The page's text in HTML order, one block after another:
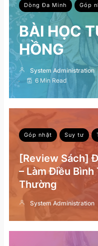
Dòng Đa Minh Góp
BÀI HỌC
HỒNG
System Administration
6 Min Read
Góp nhặt Suy tư
[Review Sách]
– Làm Điều
Thường
System Administration